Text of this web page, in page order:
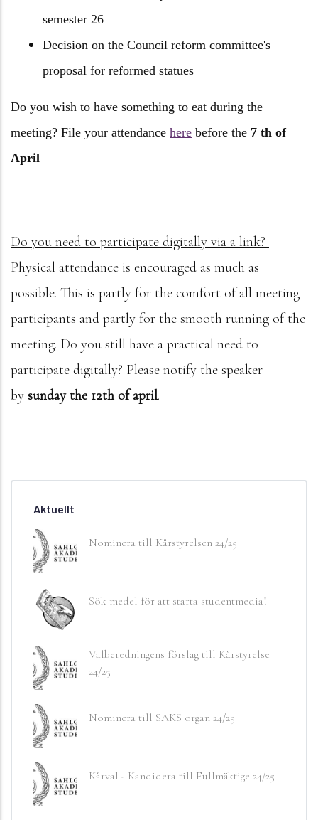
semester 26
Decision on the Council reform committee's
proposal for reformed statues
Do you wish to have something to eat during the
meeting? File your attendance here before the 7 th of
April
Do you need to participate digitally via a link?
Physical attendance is encouraged as much as
possible. This is partly for the comfort of all meeting
participants and partly for the smooth running of the
meeting. Do you still have a practical need to
participate digitally? Please notify the speaker
by sunday the 12th of april.
Aktuellt
Nominera till Kårstyrelsen 24/25
Sök medel för att starta studentmedia!
Valberedningens förslag till Kårstyrelse
24/25
Nominera till SAKS organ 24/25
Kårval - Kandidera till Fullmäktige 24/25